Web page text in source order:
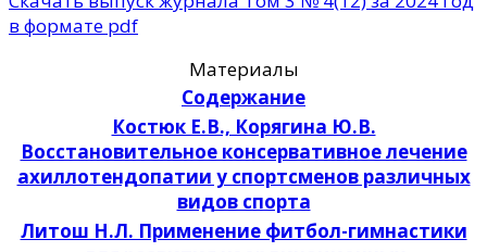
в формате pdf
Материалы
Содержание
Костюк Е.В., Корягина Ю.В.
Восстановительное консервативное лечение
ахиллотендопатии у спортсменов различных
видов спорта
Литош Н.Л. Применение фитбол-гимнастики